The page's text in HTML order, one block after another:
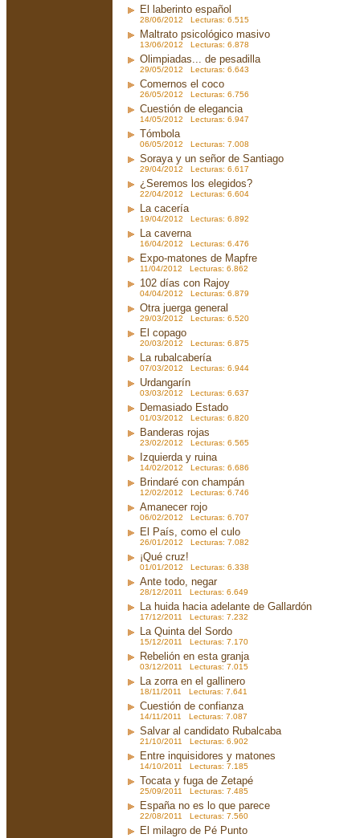
El laberinto español
28/06/2012 Lecturas: 6.515
Maltrato psicológico masivo
13/06/2012 Lecturas: 6.878
Olimpiadas... de pesadilla
29/05/2012 Lecturas: 6.643
Comernos el coco
26/05/2012 Lecturas: 6.756
Cuestión de elegancia
14/05/2012 Lecturas: 6.947
Tómbola
06/05/2012 Lecturas: 7.008
Soraya y un señor de Santiago
29/04/2012 Lecturas: 6.617
¿Seremos los elegidos?
22/04/2012 Lecturas: 6.604
La cacería
19/04/2012 Lecturas: 6.892
La caverna
16/04/2012 Lecturas: 6.476
Expo-matones de Mapfre
11/04/2012 Lecturas: 6.862
102 días con Rajoy
04/04/2012 Lecturas: 6.879
Otra juerga general
29/03/2012 Lecturas: 6.520
El copago
20/03/2012 Lecturas: 6.875
La rubalcabería
07/03/2012 Lecturas: 6.944
Urdangarín
03/03/2012 Lecturas: 6.637
Demasiado Estado
01/03/2012 Lecturas: 6.820
Banderas rojas
23/02/2012 Lecturas: 6.565
Izquierda y ruina
14/02/2012 Lecturas: 6.686
Brindaré con champán
12/02/2012 Lecturas: 6.746
Amanecer rojo
06/02/2012 Lecturas: 6.707
El País, como el culo
26/01/2012 Lecturas: 7.082
¡Qué cruz!
01/01/2012 Lecturas: 6.338
Ante todo, negar
28/12/2011 Lecturas: 6.649
La huida hacia adelante de Gallardón
17/12/2011 Lecturas: 7.232
La Quinta del Sordo
15/12/2011 Lecturas: 7.170
Rebelión en esta granja
03/12/2011 Lecturas: 7.015
La zorra en el gallinero
18/11/2011 Lecturas: 7.641
Cuestión de confianza
14/11/2011 Lecturas: 7.087
Salvar al candidato Rubalcaba
21/10/2011 Lecturas: 6.902
Entre inquisidores y matones
14/10/2011 Lecturas: 7.185
Tocata y fuga de Zetapé
25/09/2011 Lecturas: 7.485
España no es lo que parece
22/08/2011 Lecturas: 7.560
El milagro de Pé Punto